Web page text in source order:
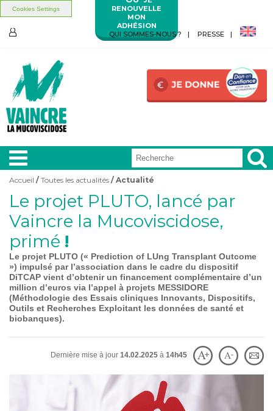
Cookies Settings
Aller au contenu principal
Aller au menu principal
RENOUVELLE
MON
ADHÉSION
QUI SOMMES-NOUS ?
PRESSE
A LA UNE
VIVRE AVEC
SOIGNER AUJOURD'HUI
GUÉRIR DEMAIN
DE COMBAT
Vous êtes ici
Accueil / Toutes les actualités / Actualité
Le projet PLUTO, lancé par
Vaincre la Mucoviscidose,
primé !
Le projet PLUTO (« Prediction of LUng Transplant Outcome
») impulsé par l’association dans le cadre du dispositif
DiTCAP vient d’obtenir un financement complémentaire d’un
million d’euros via l’appel à projets MESSIDORE
(Méthodologie des Essais cliniques Innovants, Dispositifs,
Outils et Recherches Exploitant les données de santé et
biobanques).
Dernière mise à jour 14.02.2025 à 14h45